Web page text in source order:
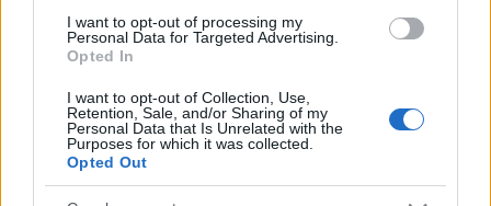
I want to opt-out of processing my
Personal Data for Targeted Advertising.
Opted In
I want to opt-out of Collection, Use,
Retention, Sale, and/or Sharing of my
Personal Data that Is Unrelated with the
Purposes for which it was collected.
Opted Out
Continua a leggere